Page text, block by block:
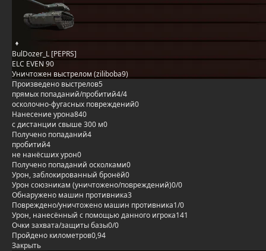
BulDozer_L [PEPRS]
ELC EVEN 90
Уничтожен выстрелом (ziliboba9)
Произведено выстрелов5
прямых попаданий/пробитий4/4
осколочно-фугасных повреждений0
Нанесение урона840
с дистанции свыше 300 м0
Получено попаданий4
пробитий4
не нанёсших урон0
Получено попаданий осколками0
Урон, заблокированный бронёй0
Урон союзникам (уничтожено/повреждений)0/0
Обнаружено машин противника3
Повреждено/уничтожено машин противника1/0
Урон, нанесённый с помощью данного игрока141
Очки захвата/защиты базы0/0
Пройдено километров0,94
Закрыть